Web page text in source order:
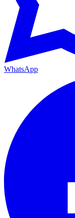
WhatsApp